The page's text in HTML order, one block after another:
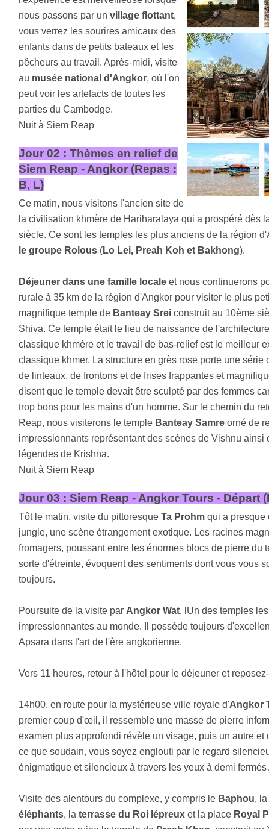
nous passons par unvillage flottant,
vous verrez les sourires amicaux des
enfants dans de petits bateaux et les
pêcheurs au travail. Après-midi, visite
au musée national d'Angkor, où l'on
peut voir les artefacts de toutes les
parties du Cambodge.
Nuit à Siem Reap
Jour 02 : Thèmes en relief de
Siem Reap - Angkor (Repas :
B, L)
Ce matin, nous visitons l'ancien site de
la civilisation khmère de Hariharalaya qui a prospéré dès
siècle. Ce sont les temples les plus anciens de la région
le groupe Rolous (Lo Lei, Preah Koh et Bakhong).
Déjeuner dans une famille locale et nous continuerons
rurale à 35 km de la région d'Angkor pour visiter le plus
magnifique temple de Banteay Srei construit au 10ème
Shiva. Ce temple était le lieu de naissance de
classique khmère et le travail de bas-relief est le meilleur
classique khmer. La structure en grès rose porte une série
de linteaux, de frontons et de frises frappantes et
disent que le temple devait être sculpté par des femmes
trop bons pour les mains d'un homme. Sur le chemin du
Reap, nous visiterons le temple Banteay Samre orné de
impressionnants représentant des scènes de Vishnu ainsi
légendes de Krishna.
Nuit à Siem Reap
Jour 03 : Siem Reap - Angkor Tours - Départ
Tôt le matin, visite du pittoresqueTa Prohm qui a presque
jungle, une scène étrangement exotique. Les racines
fromagers, poussant entre les énormes blocs de pierre du
sorte d'étreinte, évoquent des sentiments dont vous vous
toujours.
Poursuite de la visite par Angkor Wat, lUn des temples
impressionnantes au monde. Il possède toujours
Apsara dans l'art de l'ère angkorienne.
Vers 11 heures, retour à l'hôtel pour le déjeuner et
14h00, en route pour la mystérieuse ville royale d'Angkor
premier coup d'œil, il ressemble une masse de pierre
examen plus approfondi révèle un visage, puis un autre et
ce que soudain, vous soyez englouti par le regard
énigmatique et silencieux à travers les yeux à demi
Visite des alentours du complexe, y compris le Baphou,
éléphants, laterrasse du Roi lépreux et la place Royal